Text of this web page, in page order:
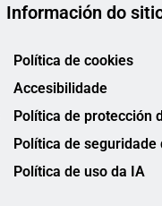
Información do
Política de cookies
Accesibilidade
Política de protección
Política de
Política de uso da IA